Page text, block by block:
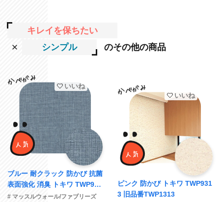
キレイを保ちたい
シンプル
のその他の商品
いいね
ブルー 耐クラック 防かび 抗菌
表面強化 消臭 トキワ TWP937
2
# マッスルウォール/ファブリーズ
いいね
ピンク 防かび トキワ TWP931
3 旧品番TWP1313